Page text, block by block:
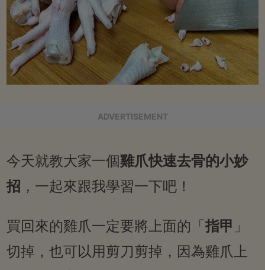
ADVERTISEMENT
今天就教大家一個雞爪快速去骨的小妙
招 ，一起來跟我學習一下吧！
買回來的雞爪一定要將上面的「指甲 」
切掉，也可以用剪刀剪掉，因為雞爪上